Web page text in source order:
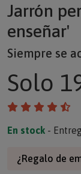
Jarrón
enseñar'
Siempre se
Solo
En stock -
¿Regalo de